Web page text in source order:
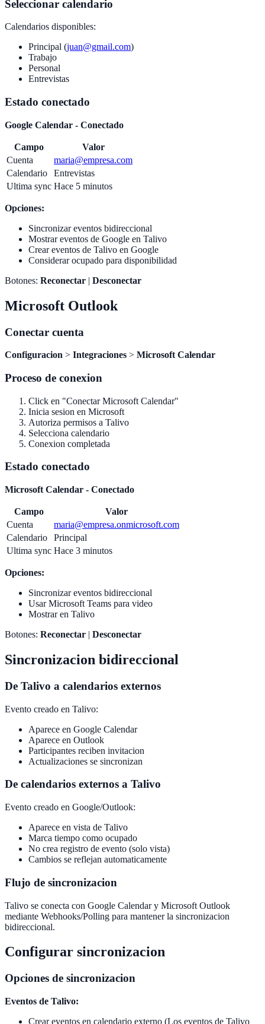
Seleccionar calendario
Calendarios disponibles:
Principal (juan@gmail.com)
Trabajo
Personal
Entrevistas
Estado conectado
Google Calendar - Conectado
Campo
Valor
Cuenta
maria@empresa.com
Calendario
Entrevistas
Ultima sync Hace 5 minutos
Opciones:
Sincronizar eventos bidireccional
Mostrar eventos de Google en Talivo
Crear eventos de Talivo en Google
Considerar ocupado para disponibilidad
Botones: Reconectar | Desconectar
Microsoft Outlook
Conectar cuenta
Configuracion > Integraciones > Microsoft Calendar
Proceso de conexion
Click en "Conectar Microsoft Calendar"
Inicia sesion en Microsoft
Autoriza permisos a Talivo
Selecciona calendario
Conexion completada
Estado conectado
Microsoft Calendar - Conectado
Campo
Valor
Cuenta
maria@empresa.onmicrosoft.com
Calendario
Principal
Ultima sync Hace 3 minutos
Opciones:
Sincronizar eventos bidireccional
Usar Microsoft Teams para video
Mostrar en Talivo
Botones: Reconectar | Desconectar
Sincronizacion bidireccional
De Talivo a calendarios externos
Evento creado en Talivo:
Aparece en Google Calendar
Aparece en Outlook
Participantes reciben invitacion
Actualizaciones se sincronizan
De calendarios externos a Talivo
Evento creado en Google/Outlook:
Aparece en vista de Talivo
Marca tiempo como ocupado
No crea registro de evento (solo vista)
Cambios se reflejan automaticamente
Flujo de sincronizacion
Talivo se conecta con Google Calendar y Microsoft Outlook
mediante Webhooks/Polling para mantener la sincronizacion
bidireccional.
Configurar sincronizacion
Opciones de sincronizacion
Eventos de Talivo:
Crear eventos en calendario externo (Los eventos de Talivo